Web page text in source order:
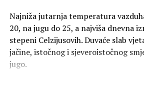
Najniža jutarnja temperatura
20, na jugu do 25, a najviša dnevna
stepeni Celzijusovih. Duvaće slab
jačine, istočnog i sjeveroistočnog
jugo.